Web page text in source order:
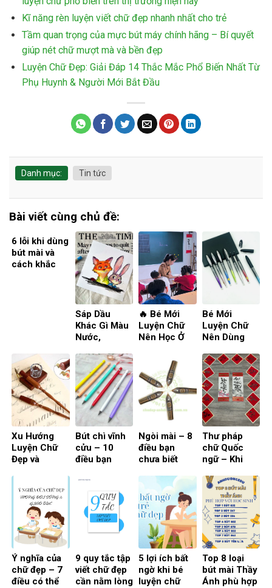
Kĩ năng rèn luyện viết chữ đẹp nhanh nhất cho trẻ
Tầm quan trọng của mực bút máy chính hãng – Bí quyết
giúp nét chữ mượt mà và bền đẹp
Luyện Chữ Đẹp: Giải Đáp 14 Thắc Mắc Phổ Biến Nhất Từ
Phụ Huynh & Người Mới Bắt Đầu
Danh mục: Tin tức
Bài viết cùng chủ đề:
6 lỗi khi dùng
bút mài và
cách khắc
Sáp Dầu
Khác Gì Màu
Nước,
Người Mới
Nên Chọn
Gì?
🔥 Bé Mới
Luyện Chữ
Nên Học Ở
Lớp? Phụ
Huynh Cần
Biết !!!
Bé Mới
Luyện Chữ
Nên Dùng
Được Hay
Không Xóa
Được? Bé
mới học viết !
Xu Hướng
Luyện Chữ
Đẹp và
Sánh Digital
và Truyền
Thống Theo
Phong Cách
2025
Bút chì vĩnh
cửu – 10
điều bạn
Ngòi mài – 8
điều bạn
chưa biết
Thư pháp
chữ Quốc
ngữ – Khi
truyền thống
hòa cùng hơi
thở hiện đại
– 7 điều
không phải ai
cũng biết
Ý nghĩa của
chữ đẹp – 7
điều có thể
9 quy tắc tập
viết chữ đẹp
cần nằm lòng
5 lợi ích bất
ngờ khi bé
luyện chữ
Top 8 loại
bút mài Thầy
Ánh phù hợp